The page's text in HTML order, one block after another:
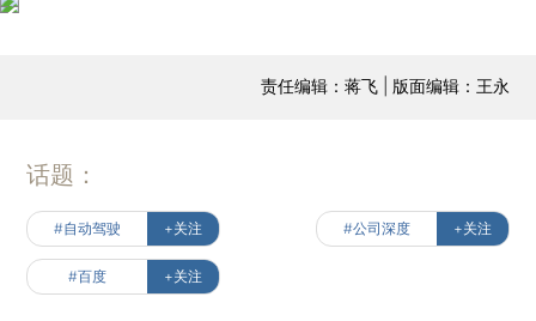
责任编辑：蒋飞 | 版面编辑：王永
话题：
#自动驾驶 +关注 #公司深度 +关注
#百度 +关注